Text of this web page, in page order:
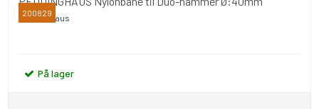
Peddinghaus
200829
På lager